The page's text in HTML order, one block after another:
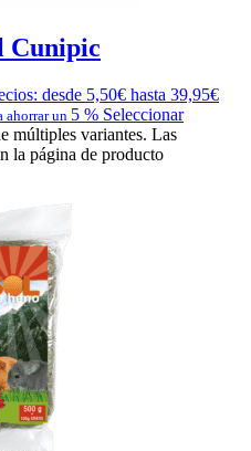
Cunipic
desde 5,50€ hasta 39,95€
ahorrar un 5 % Seleccionar
múltiples variantes. Las
la página de producto